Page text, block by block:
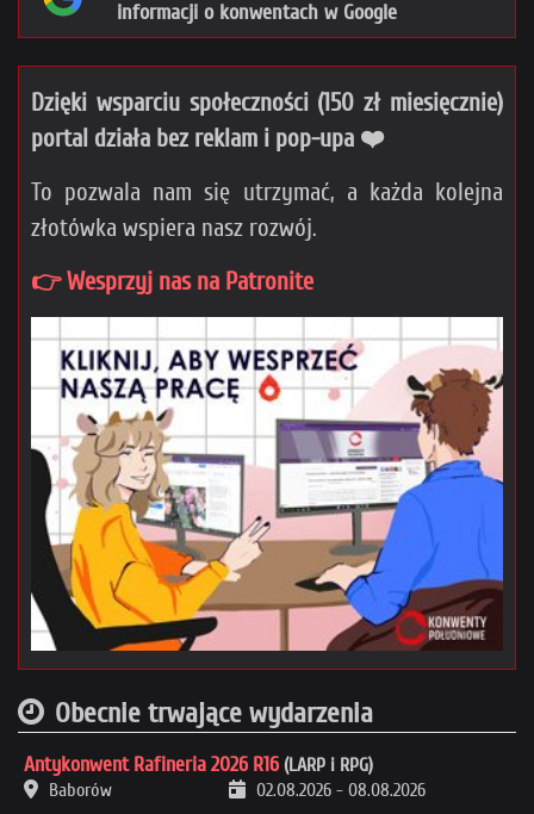
informacji o konwentach w Google
Dzięki wsparciu społeczności (150 zł miesięcznie)
portal działa bez reklam i pop-upa ❤️
To pozwala nam się utrzymać, a każda kolejna
złotówka wspiera nasz rozwój.
👉 Wesprzyj nas na Patronite
Obecnie trwające wydarzenia
Antykonwent Rafineria 2026 R16 (LARP i RPG)
Baborów
02.08.2026 - 08.08.2026